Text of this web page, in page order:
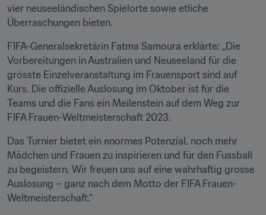
vier neuseeländischen Spielorte sowie etliche
Überraschungen bieten.
FIFA-Generalsekretärin Fatma Samoura erklärte: „Die
Vorbereitungen in Australien und Neuseeland für die
grösste Einzelveranstaltung im Frauensport sind auf
Kurs. Die offizielle Auslosung im Oktober ist für die
Teams und die Fans ein Meilenstein auf dem Weg zur
FIFA Frauen-Weltmeisterschaft 2023.
Das Turnier bietet ein enormes Potenzial, noch mehr
Mädchen und Frauen zu inspirieren und für den Fussball
zu begeistern. Wir freuen uns auf eine wahrhaftig grosse
Auslosung – ganz nach dem Motto der FIFA Frauen-
Weltmeisterschaft.“